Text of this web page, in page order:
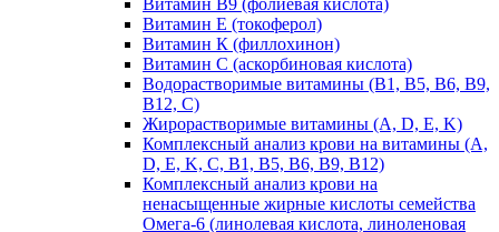
Витамин В9 (фолиевая кислота)
Витамин Е (токоферол)
Витамин К (филлохинон)
Витамин С (аскорбиновая кислота)
Водорастворимые витамины (B1, B5, B6, В9,
В12, С)
Жирорастворимые витамины (A, D, E, K)
Комплексный анализ крови на витамины (A,
D, E, K, C, B1, B5, B6, В9, B12)
Комплексный анализ крови на
ненасыщенные жирные кислоты семейства
Омега-6 (линолевая кислота, линоленовая